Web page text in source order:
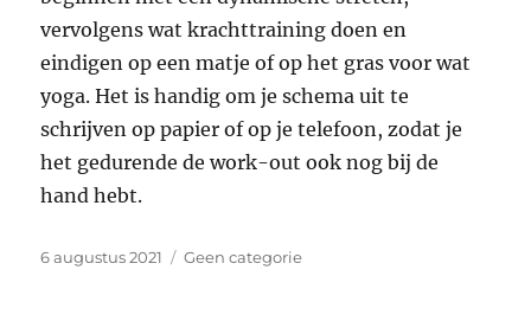
vervolgens wat krachttraining doen en
eindigen op een matje of op het gras voor wat
yoga. Het is handig om je schema uit te
schrijven op papier of op je telefoon, zodat je
het gedurende de work-out ook nog bij de
hand hebt.
Geplaatst
6 augustus 2021 Categorieën
Geen categorie